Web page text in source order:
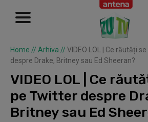
Home // Arhiva // VIDEO LOL | Ce răutăți
despre Drake, Britney sau Ed Sheeran?
VIDEO LOL | Ce
pe Twitter despre
Britney sau Ed